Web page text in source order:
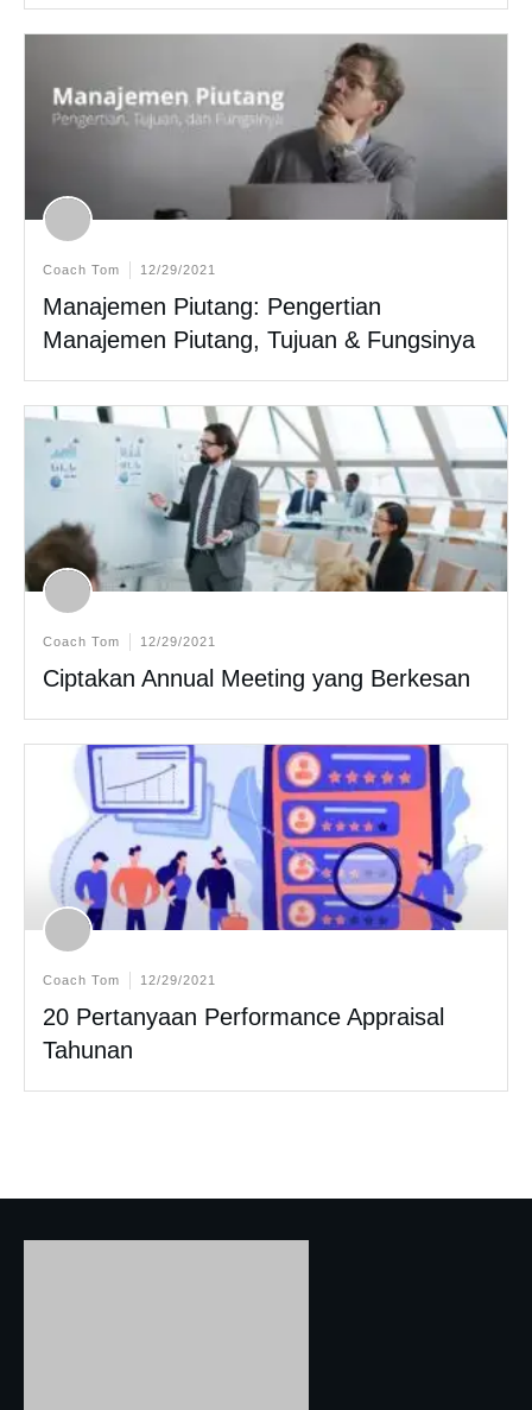
Coach Tom 12/29/2021
Manajemen Piutang: Pengertian
Manajemen Piutang, Tujuan & Fungsinya
Coach Tom 12/29/2021
Ciptakan Annual Meeting yang Berkesan
Coach Tom 12/29/2021
20 Pertanyaan Performance Appraisal
Tahunan